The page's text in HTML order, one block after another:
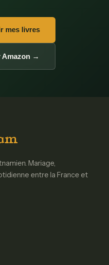
mes livres
Amazon →
Mariage,
entre la France et